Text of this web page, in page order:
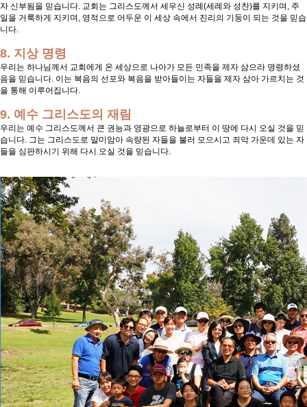
자 신부됨을 믿습니다. 교회는 그리스도께서 세우신 성례(세례와 성찬)를 지키며, 주
일을 거룩하게 지키며, 영적으로 어두운 이 세상 속에서 진리의 기둥이 되는 것을 믿습
니다.
8. 지상 명령
우리는 하나님께서 교회에게 온 세상으로 나아가 모든 민족을 제자 삼으라 명령하셨
음을 믿습니다. 이는 복음의 선포와 복음을 받아들이는 자들을 제자 삼아 가르치는 것
을 통해 이루어집니다.
9. 예수 그리스도의 재림
우리는 예수 그리스도께서 큰 권능과 영광으로 하늘로부터 이 땅에 다시 오실 것을 믿
습니다. 그는 그리스도로 말미암아 속량된 자들을 불러 모으시고 죄악 가운데 있는 자
들을 심판하시기 위해 다시 오실 것을 믿습니다.